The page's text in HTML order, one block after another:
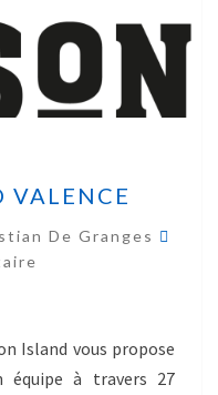
VALENCE
De Granges
Island vous propose
équipe à travers 27